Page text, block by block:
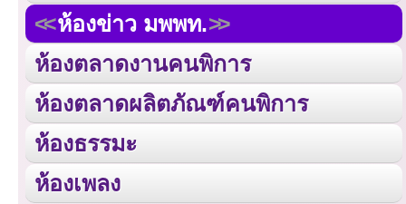
ห้องข่าว มพพท.
ห้องตลาดงานคนพิการ
ห้องตลาดผลิตภัณฑ์คนพิการ
ห้องธรรมะ
ห้องเพลง